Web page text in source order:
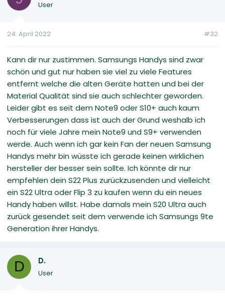
User
24. April 2022 #32
Kann dir nur zustimmen. Samsungs Handys sind zwar
schön und gut nur haben sie viel zu viele Features
entfernt welche die alten Geräte hatten und bei der
Material Qualität sind sie auch schlechter geworden.
Leider gibt es seit dem Note9 oder S10+ auch kaum
Verbesserungen dass ist auch der Grund weshalb ich
noch für viele Jahre mein Note9 und S9+ verwenden
werde. Auch wenn ich gar kein Fan der neuen Samsung
Handys mehr bin wüsste ich gerade keinen wirklichen
hersteller der besser sein sollte. Ich könnte dir nur
empfehlen dein S22 Plus zurückzusenden und vielleicht
ein S22 Ultra oder Flip 3 zu kaufen wenn du ein neues
Handy haben willst. Habe damals mein S20 Ultra auch
zurück gesendet seit dem verwende ich Samsungs 9te
Generation ihrer Handys.
D D.
User